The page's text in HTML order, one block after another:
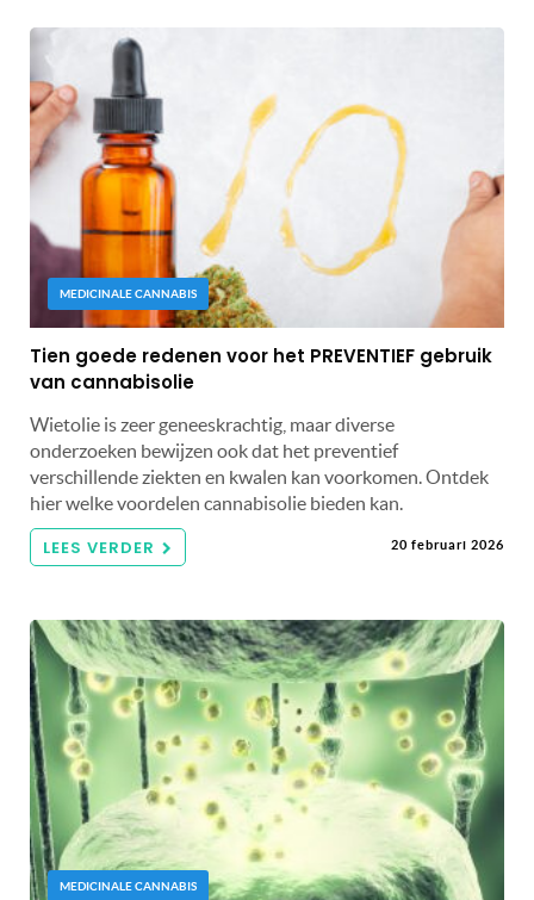
MEDICINALE CANNABIS
Tien goede redenen voor het PREVENTIEF gebruik
van cannabisolie
Wietolie is zeer geneeskrachtig, maar diverse
onderzoeken bewijzen ook dat het preventief
verschillende ziekten en kwalen kan voorkomen. Ontdek
hier welke voordelen cannabisolie bieden kan.
LEES VERDER 20 februari 2026
MEDICINALE CANNABIS